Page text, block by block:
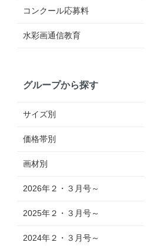
コンクール応募料
水彩画通信教育
グループから探す
サイズ別
価格帯別
画材別
2026年２・３月号～
2025年２・３月号～
2024年２・３月号～